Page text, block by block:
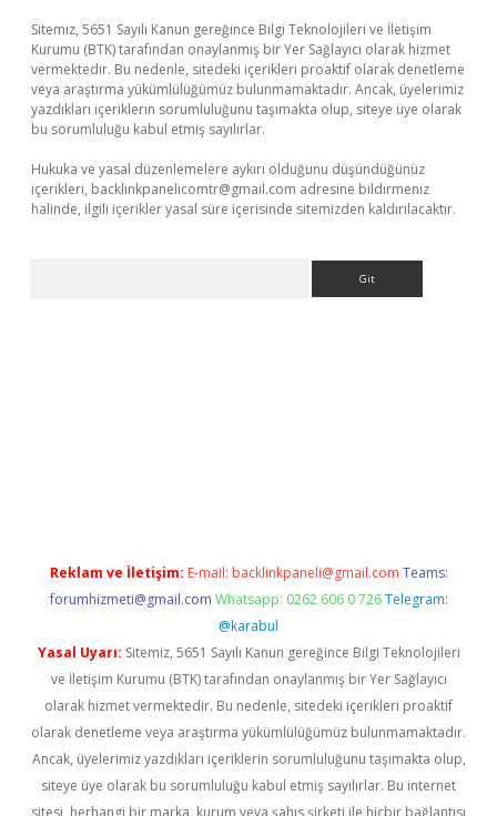
Sitemiz, 5651 Sayılı Kanun gereğince Bilgi Teknolojileri ve İletişim
Kurumu (BTK) tarafından onaylanmış bir Yer Sağlayıcı olarak hizmet
vermektedir. Bu nedenle, sitedeki içerikleri proaktif olarak denetleme
veya araştırma yükümlülüğümüz bulunmamaktadır. Ancak, üyelerimiz
yazdıkları içeriklerin sorumluluğunu taşımakta olup, siteye üye olarak
bu sorumluluğu kabul etmiş sayılırlar.
Hukuka ve yasal düzenlemelere aykırı olduğunu düşündüğünüz
içerikleri, backlinkpanelicomtr@gmail.com adresine bildirmeniz
halinde, ilgili içerikler yasal süre içerisinde sitemizden kaldırılacaktır.
Reklam ve İletişim: E-mail: backlinkpaneli@gmail.com Teams:
forumhizmeti@gmail.com Whatsapp: 0262 606 0 726 Telegram:
@karabul
Yasal Uyarı: Sitemiz, 5651 Sayılı Kanun gereğince Bilgi Teknolojileri
ve İletişim Kurumu (BTK) tarafından onaylanmış bir Yer Sağlayıcı
olarak hizmet vermektedir. Bu nedenle, sitedeki içerikleri proaktif
olarak denetleme veya araştırma yükümlülüğümüz bulunmamaktadır.
Ancak, üyelerimiz yazdıkları içeriklerin sorumluluğunu taşımakta olup,
siteye üye olarak bu sorumluluğu kabul etmiş sayılırlar. Bu internet
sitesi, herhangi bir marka, kurum veya şahıs şirketi ile hiçbir bağlantısı